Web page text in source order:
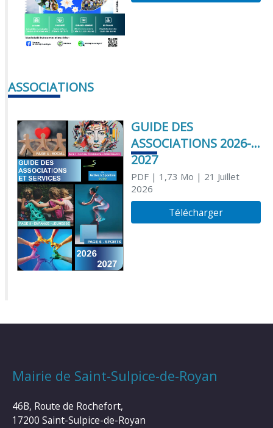
ASSOCIATIONS
GUIDE DES
ASSOCIATIONS 2026-
2027
PDF| 1,73 Mo | 21 Juillet
2026
Télécharger
Mairie de Saint-Sulpice-de-Royan
46B, Route de Rochefort,
17200 Saint-Sulpice-de-Royan